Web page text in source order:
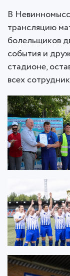
В
трансляцию
болельщиков
события и
стадионе,
всех